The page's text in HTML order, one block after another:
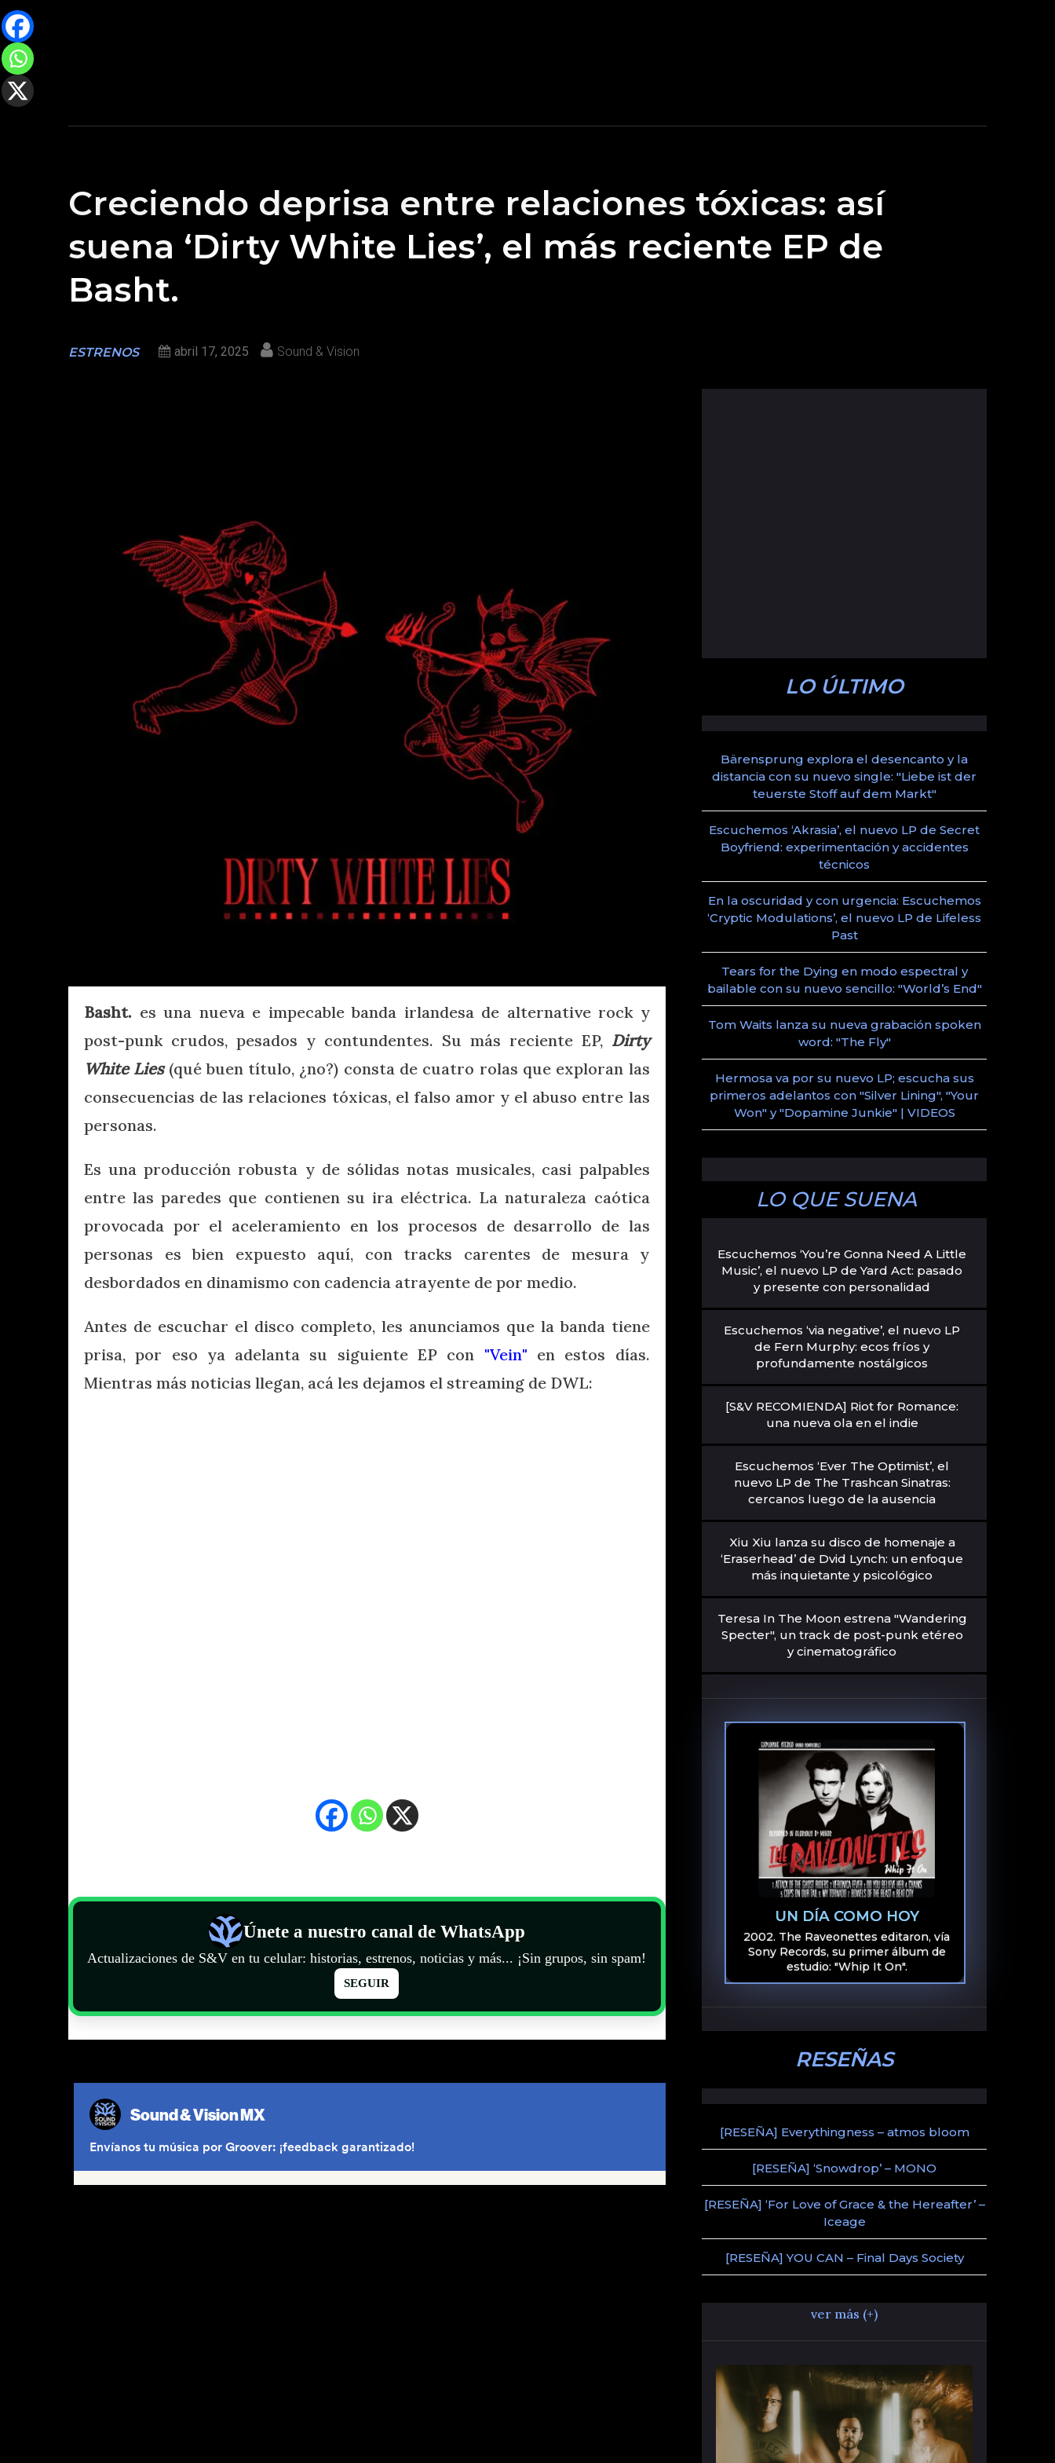
Creciendo deprisa entre relaciones tóxicas: así
suena ‘Dirty White Lies’, el más reciente EP de
Basht.
ESTRENOS abril 17, 2025 Sound & Vision
Basht. es una nueva e impecable banda irlandesa de alternative rock y
post-punk crudos, pesados y contundentes. Su más reciente EP, Dirty
White Lies (qué buen título, ¿no?) consta de cuatro rolas que exploran las
consecuencias de las relaciones tóxicas, el falso amor y el abuso entre las
personas.
Es una producción robusta y de sólidas notas musicales, casi palpables
entre las paredes que contienen su ira eléctrica. La naturaleza caótica
provocada por el aceleramiento en los procesos de desarrollo de las
personas es bien expuesto aquí, con tracks carentes de mesura y
desbordados en dinamismo con cadencia atrayente de por medio.
Antes de escuchar el disco completo, les anunciamos que la banda tiene
prisa, por eso ya adelanta su siguiente EP con "Vein" en estos días.
Mientras más noticias llegan, acá les dejamos el streaming de DWL:
Únete a nuestro canal de WhatsApp
Actualizaciones de S&V en tu celular: historias, estrenos, noticias y más... ¡Sin grupos, sin spam!
SEGUIR
LO ÚLTIMO
Bärensprung explora el desencanto y la
distancia con su nuevo single: "Liebe ist der
teuerste Stoff auf dem Markt"
Escuchemos ‘Akrasia’, el nuevo LP de Secret
Boyfriend: experimentación y accidentes
técnicos
En la oscuridad y con urgencia: Escuchemos
‘Cryptic Modulations’, el nuevo LP de Lifeless
Past
Tears for the Dying en modo espectral y
bailable con su nuevo sencillo: "World’s End"
Tom Waits lanza su nueva grabación spoken
word: "The Fly"
Hermosa va por su nuevo LP; escucha sus
primeros adelantos con "Silver Lining", "Your
Won" y "Dopamine Junkie" | VIDEOS
LO QUE SUENA
Escuchemos ‘You’re Gonna Need A Little
Music’, el nuevo LP de Yard Act: pasado
y presente con personalidad
Escuchemos ‘via negative’, el nuevo LP
de Fern Murphy: ecos fríos y
profundamente nostálgicos
[S&V RECOMIENDA] Riot for Romance:
una nueva ola en el indie
Escuchemos ‘Ever The Optimist’, el
nuevo LP de The Trashcan Sinatras:
cercanos luego de la ausencia
Xiu Xiu lanza su disco de homenaje a
‘Eraserhead’ de Dvid Lynch: un enfoque
más inquietante y psicológico
Teresa In The Moon estrena "Wandering
Specter", un track de post-punk etéreo
y cinematográfico
UN DÍA COMO HOY
2002. The Raveonettes editaron, vía
Sony Records, su primer álbum de
estudio: "Whip It On".
RESEÑAS
[RESEÑA] Everythingness – atmos bloom
[RESEÑA] ‘Snowdrop’ – MONO
[RESEÑA] ‘For Love of Grace & the Hereafter’ –
Iceage
[RESEÑA] YOU CAN – Final Days Society
ver más (+)